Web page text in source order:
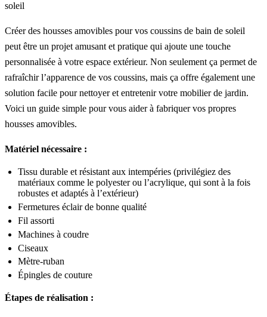
soleil
Créer des housses amovibles pour vos coussins de bain de soleil
peut être un projet amusant et pratique qui ajoute une touche
personnalisée à votre espace extérieur. Non seulement ça permet de
rafraîchir l’apparence de vos coussins, mais ça offre également une
solution facile pour nettoyer et entretenir votre mobilier de jardin.
Voici un guide simple pour vous aider à fabriquer vos propres
housses amovibles.
Matériel nécessaire :
Tissu durable et résistant aux intempéries (privilégiez des
matériaux comme le polyester ou l’acrylique, qui sont à la fois
robustes et adaptés à l’extérieur)
Fermetures éclair de bonne qualité
Fil assorti
Machines à coudre
Ciseaux
Mètre-ruban
Épingles de couture
Étapes de réalisation :